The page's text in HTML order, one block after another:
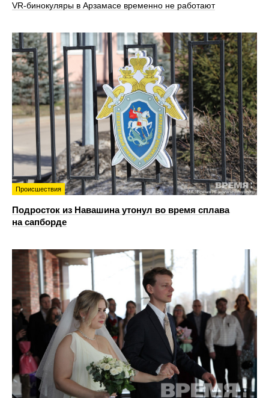
VR‑бинокуляры в Арзамасе временно не работают
Происшествия
Подросток из Навашина утонул во время сплава
на сапборде